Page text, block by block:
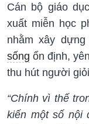
Cán bộ giáo
xuất miễn học
nhằm xây
sống ổn định,
thu hút người
“Chính vì thế
kiến một số nội